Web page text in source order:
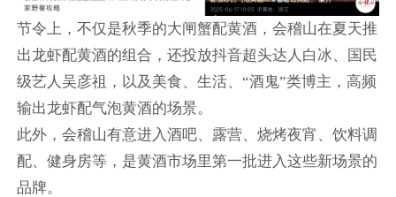
节令上，不仅是秋季的大闸蟹配黄酒，会稽山在夏天推
出龙虾配黄酒的组合，还投放抖音超头达人白冰、国民
级艺人吴彦祖，以及美食、生活、“酒鬼”类博主，高频
输出龙虾配气泡黄酒的场景。
此外，会稽山有意进入酒吧、露营、烧烤夜宵、饮料调
配、健身房等，是黄酒市场里第一批进入这些新场景的
品牌。